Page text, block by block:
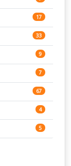
15
14
14
14
15
219
11
159
17
33
9
7
67
4
5